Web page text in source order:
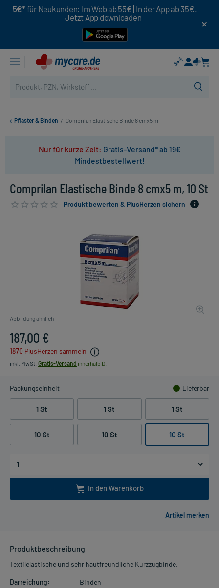
5€* für Neukunden: Im Web ab 55€ | In der App ab 35€.
Jetzt App downloaden
Pflaster & Binden / Comprilan Elastische Binde 8 cmx5 m
Nur für kurze Zeit: Gratis-Versand* ab 19€
Mindestbestellwert!
Comprilan Elastische Binde 8 cmx5 m, 10 St
Produkt bewerten & PlusHerzen sichern
Abbildung ähnlich
187,00 €
1870 PlusHerzen sammeln
inkl. MwSt. Gratis-Versand innerhalb D.
Packungseinheit Lieferbar
1 St 1 St 1 St
10 St 10 St 10 St
In den Warenkorb
Produktbeschreibung
Textilelastische und sehr hautfreundliche Kurzzugbinde.
Darreichung:
Binden